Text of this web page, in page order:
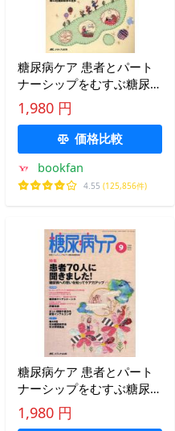
糖尿病ケア 患者とパート
ナーシップをむすぶ糖尿病
療養援助 Vol.6No.5(2009-
5)
1,980 円
価格比較
bookfan
4.55 (125,856件)
糖尿病ケア 患者とパート
ナーシップをむすぶ糖尿病
療養援助 Vol.6No.9(2009-
9)
1,980 円